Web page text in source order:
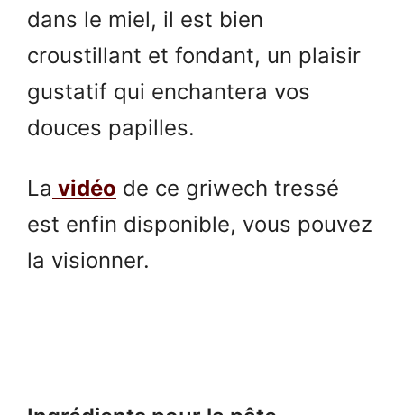
dans le miel, il est bien
croustillant et fondant, un plaisir
gustatif qui enchantera vos
douces papilles.
La vidéo de ce griwech tressé
est enfin disponible, vous pouvez
la visionner.